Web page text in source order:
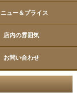
ュー＆プライス
店内の雰囲気
お問い合わせ